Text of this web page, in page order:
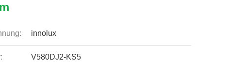
innolux
V580DJ2-KS5